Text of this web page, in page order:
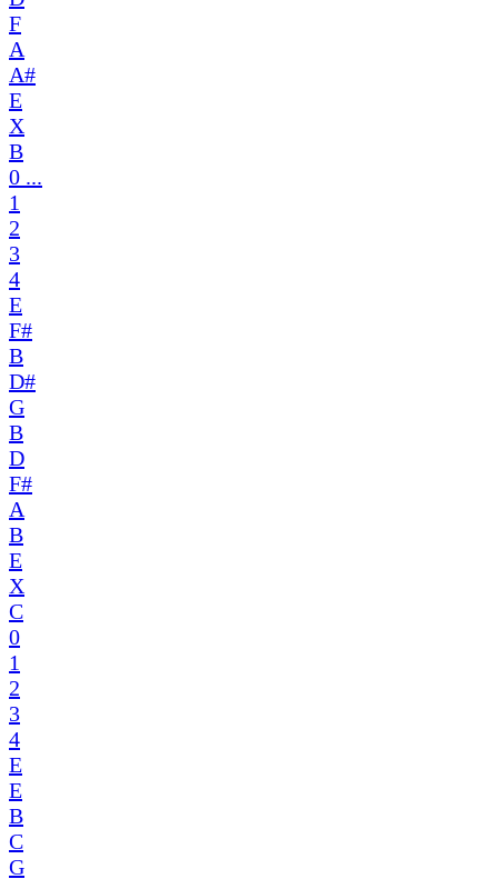
F
A
A#
E
X
B
0 ...
1
2
3
4
E
F#
B
D#
G
B
D
F#
A
B
E
X
C
0
1
2
3
4
E
E
B
C
G